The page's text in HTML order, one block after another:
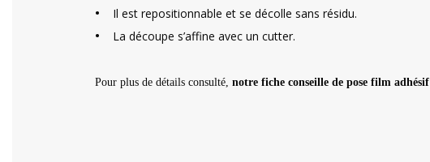
• Il est repositionnable et se décolle sans résidu.
• La découpe s’affine avec un cutter.
Pour plus de détails consulté, notre fiche conseille de pose film adhésif